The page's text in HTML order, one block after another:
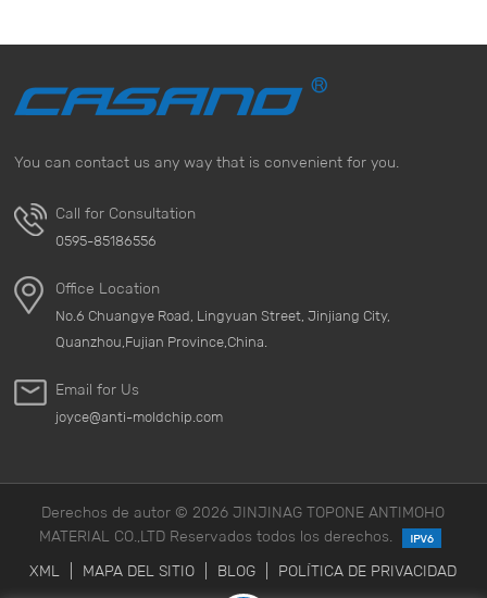
You can contact us any way that is convenient for you.
Call for Consultation
0595-85186556
Office Location
No.6 Chuangye Road, Lingyuan Street, Jinjiang City,
Quanzhou,Fujian Province,China.
Email for Us
joyce@anti-moldchip.com
Derechos de autor © 2026 JINJINAG TOPONE ANTIMOHO
MATERIAL CO.,LTD Reservados todos los derechos.
XML
MAPA DEL SITIO BLOG POLÍTICA DE PRIVACIDAD